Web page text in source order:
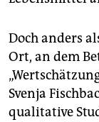
Doch anders
Ort, an dem
Svenja
qualitative